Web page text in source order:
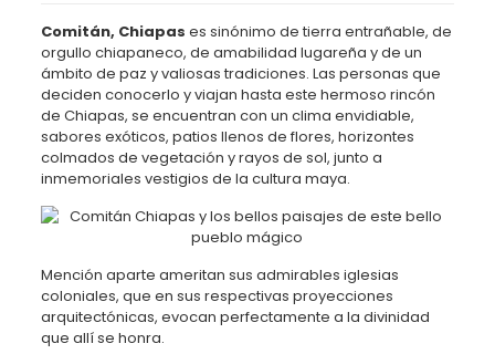
Comitán, Chiapas es sinónimo de tierra entrañable, de
orgullo chiapaneco, de amabilidad lugareña y de un
ámbito de paz y valiosas tradiciones. Las personas que
deciden conocerlo y viajan hasta este hermoso rincón
de Chiapas, se encuentran con un clima envidiable,
sabores exóticos, patios llenos de flores, horizontes
colmados de vegetación y rayos de sol, junto a
inmemoriales vestigios de la cultura maya.
Mención aparte ameritan sus admirables iglesias
coloniales, que en sus respectivas proyecciones
arquitectónicas, evocan perfectamente a la divinidad
que allí se honra.